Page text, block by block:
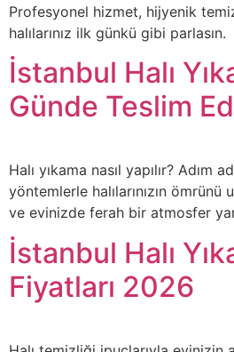
Profesyonel hizmet, hijyenik
halılarınız ilk günkü gibi parlasın.
İstanbul Halı
Günde Teslim
Halı yıkama nasıl yapılır? Adım
yöntemlerle halılarınızın ömrünü
ve evinizde ferah bir atmosfer
İstanbul Halı
Fiyatları 2026